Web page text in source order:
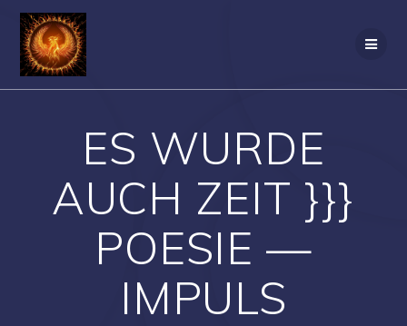
ES WURDE
AUCH ZEIT }}}
POESIE —
IMPULS